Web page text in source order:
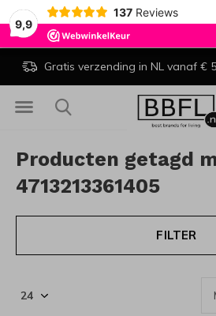
9,9
137 Reviews
Gratis verzending in NL vanaf €
Producten getagd
4713213361405
FILTER